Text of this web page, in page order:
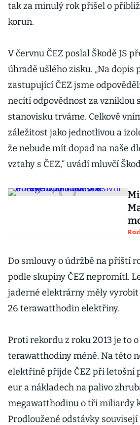
tak za minulý rok přišel o
korun.
V červnu ČEZ poslal Škodě JS
úhradě ušlého zisku. „Na dopis
zastupující ČEZ jsme
necítí odpovědnost za vzniklou
stanovisku trváme. Celkově
záležitost jako jednotlivou a
že nebude mít dopad na naše
vztahy s ČEZ,“ uvádí mluvčí
Do smlouvy o údržbě na příští
podle skupiny ČEZ nepromítl.
jaderné elektrárny měly vyrobit
26 terawatthodin elektřiny.
Proti rekordu z roku 2013 je to
terawatthodiny méně. Na této
elektřině přijde ČEZ při letošní
eur a nákladech na palivo
megawatthodinu o tři miliardy
Prodloužené odstávky